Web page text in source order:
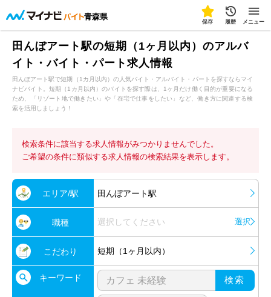
青森県
保存 履歴 メニュー
田んぼアート駅の短期（1ヶ月以内）のアルバ
イト・バイト・パート求人情報
田んぼアート駅で短期（1カ月以内）の人気バイト・アルバイト・パートを探すならマイ
ナビバイト。短期（1カ月以内）のバイトを探す際は、1ヶ月だけ働く目的が重要になる
ため、「リゾート地で働きたい」や「在宅で仕事をしたい」など、働き方に関連する検
索を活用しましょう！
検索条件に該当する求人情報がみつかりませんでした。
ご希望の条件に類似する求人情報の検索結果を表示します。
エリア/駅 田んぼアート駅
職種 選択してください 選択
こだわり 短期（1ヶ月以内）
キーワード 検索